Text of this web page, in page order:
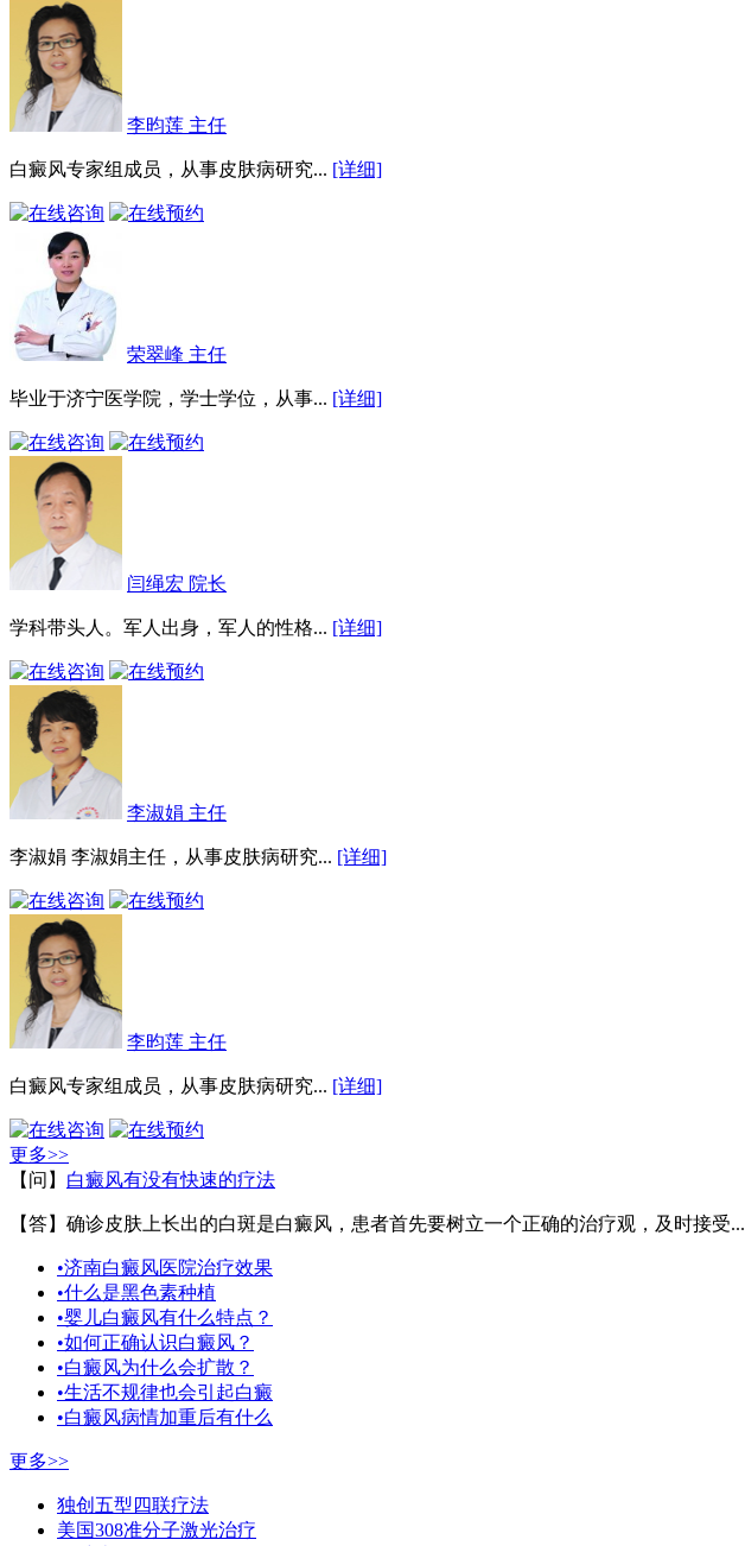
李昀莲 主任
白癜风专家组成员，从事皮肤病研究... [详细]
荣翠峰 主任
毕业于济宁医学院，学士学位，从事... [详细]
闫绳宏 院长
学科带头人。军人出身，军人的性格... [详细]
李淑娟 主任
李淑娟 李淑娟主任，从事皮肤病研究... [详细]
李昀莲 主任
白癜风专家组成员，从事皮肤病研究... [详细]
更多>>
【问】 白癜风有没有快速的疗法
【答】确诊皮肤上长出的白斑是白癜风，患者首先要树立一个正确的治疗观，及时接受...
•济南白癜风医院治疗效果
•什么是黑色素种植
•婴儿白癜风有什么特点？
•如何正确认识白癜风？
•白癜风为什么会扩散？
•生活不规律也会引起白癜
•白癜风病情加重后有什么
更多>>
独创五型四联疗法
美国308准分子激光治疗